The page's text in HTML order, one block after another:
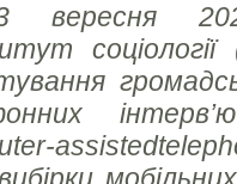
вересня
-assisted